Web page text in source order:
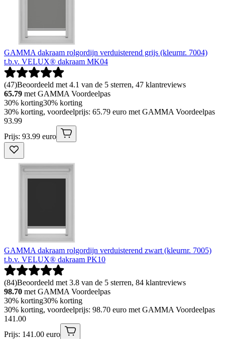
GAMMA dakraam rolgordijn verduisterend grijs (kleurnr. 7004)
t.b.v. VELUX® dakraam MK04
(47)Beoordeeld met 4.1 van de 5 sterren, 47 klantreviews
65.79 met GAMMA Voordeelpas
30% korting30% korting
30% korting, voordeelprijs: 65.79 euro met GAMMA Voordeelpas
93.99
Prijs: 93.99 euro
GAMMA dakraam rolgordijn verduisterend zwart (kleurnr. 7005)
t.b.v. VELUX® dakraam PK10
(84)Beoordeeld met 3.8 van de 5 sterren, 84 klantreviews
98.70 met GAMMA Voordeelpas
30% korting30% korting
30% korting, voordeelprijs: 98.70 euro met GAMMA Voordeelpas
141 .00
Prijs: 141.00 euro